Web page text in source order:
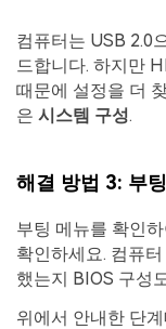
컴퓨터는 USB 2.0
드합니다. 하지만
때문에 설정을 더
은 시스템 구성.
해결 방법 3: 부
부팅 메뉴를 확인
확인하세요. 컴퓨
했는지 BIOS 구성
위에서 안내한 단